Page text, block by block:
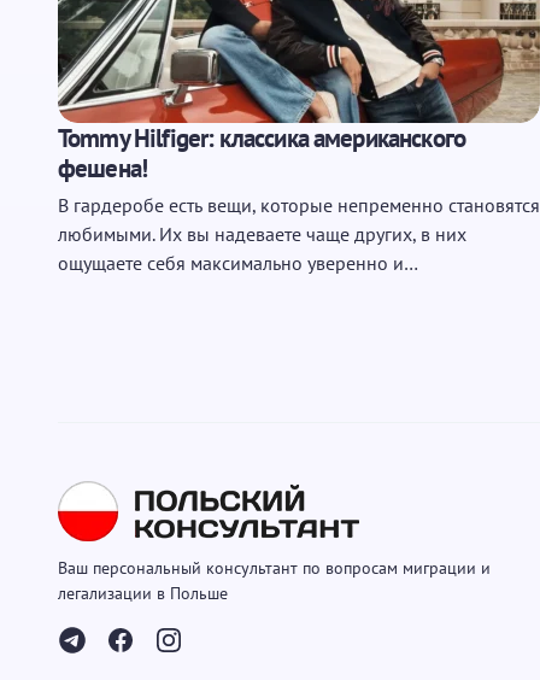
Tommy Hilfiger: классика американского
фешена!
В гардеробе есть вещи, которые непременно становятся
любимыми. Их вы надеваете чаще других, в них
ощущаете себя максимально уверенно и…
Ваш персональный консультант по вопросам миграции и
легализации в Польше